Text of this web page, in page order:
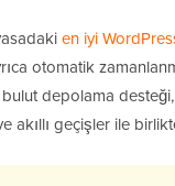
en iyi
otomatik
depolama
akıllı geçişler ile